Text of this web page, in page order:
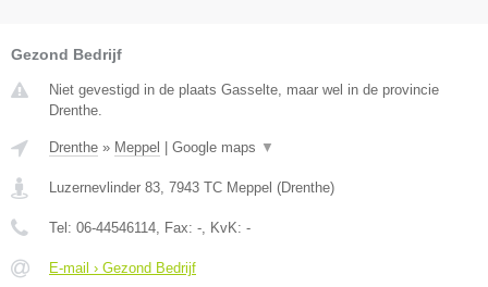
Gezond Bedrijf
Niet gevestigd in de plaats Gasselte, maar wel in de provincie
Drenthe.
Drenthe » Meppel Google maps ▼
Luzernevlinder 83 7943 TC Meppel (Drenthe)
Tel: 06-44546114 , Fax: - , KvK: -
E-mail › Gezond Bedrijf